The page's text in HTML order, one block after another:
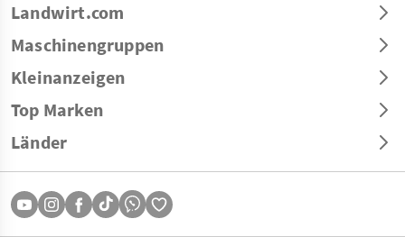
Landwirt.com
Maschinengruppen
Kleinanzeigen
Top Marken
Länder